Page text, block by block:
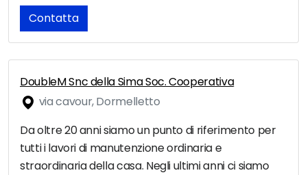
Contatta
DoubleM Snc della Sima Soc. Cooperativa
via cavour, Dormelletto
Da oltre 20 anni siamo un punto di riferimento per
tutti i lavori di manutenzione ordinaria e
straordinaria della casa. Negli ultimi anni ci siamo